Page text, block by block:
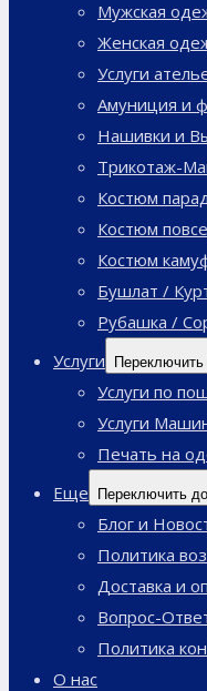
Мужская
Женская
Услуги
Амуниция и
Нашивки и
Трикотаж-
Костюм
Костюм
Костюм
Бушлат /
Рубашка /
Услуги
Услуги по
Услуги
Печать на
Еще
Переключить
Блог и
Политика
Доставка и
Вопрос-
Политика
О нас